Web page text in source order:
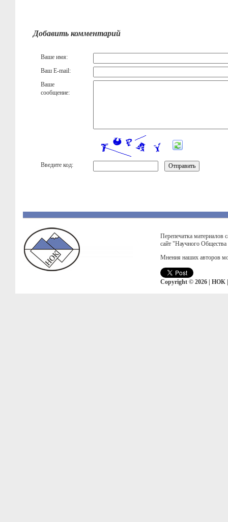
Добавить комментарий
Ваше имя:
Ваш E-mail:
Ваше
сообщение:
Введите код:
Перепечатка материалов
сайт "Научного
Мнения наших авторов
Copyright © 2026 | НОК